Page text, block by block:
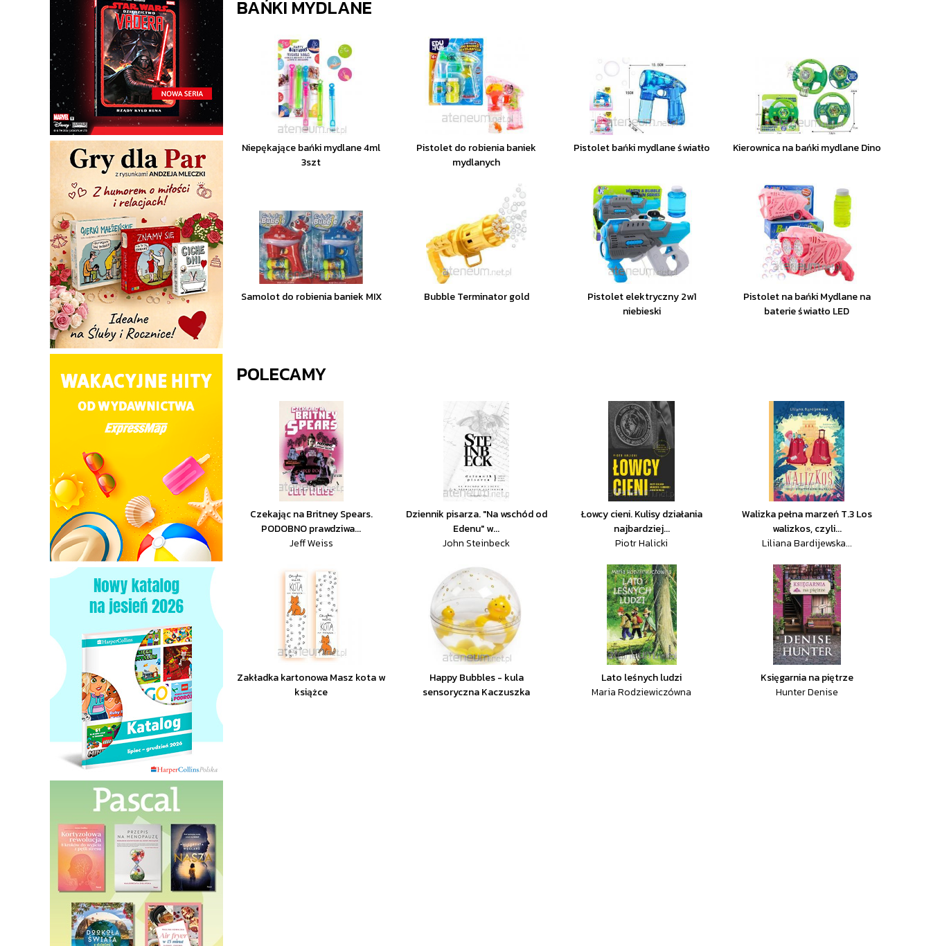
BAŃKI MYDLANE
Niepękające bańki mydlane 4ml
3szt
Pistolet do robienia baniek
mydlanych
Pistolet bańki mydlane światło Kierownica na bańki mydlane Dino
Samolot do robienia baniek MIX Bubble Terminator gold
Pistolet elektryczny 2w1
niebieski
Pistolet na bańki Mydlane na
baterie światło LED
POLECAMY
Czekając na Britney Spears.
PODOBNO prawdziwa...
Jeff Weiss
Dziennik pisarza. "Na wschód od
Edenu" w...
John Steinbeck
Łowcy cieni. Kulisy działania
najbardziej...
Piotr Halicki
Walizka pełna marzeń T.3 Los
walizkos, czyli...
Liliana Bardijewska...
Zakładka kartonowa Masz kota w
książce
Happy Bubbles - kula
sensoryczna Kaczuszka
Lato leśnych ludzi
Maria Rodziewiczówna
Księgarnia na piętrze
Hunter Denise